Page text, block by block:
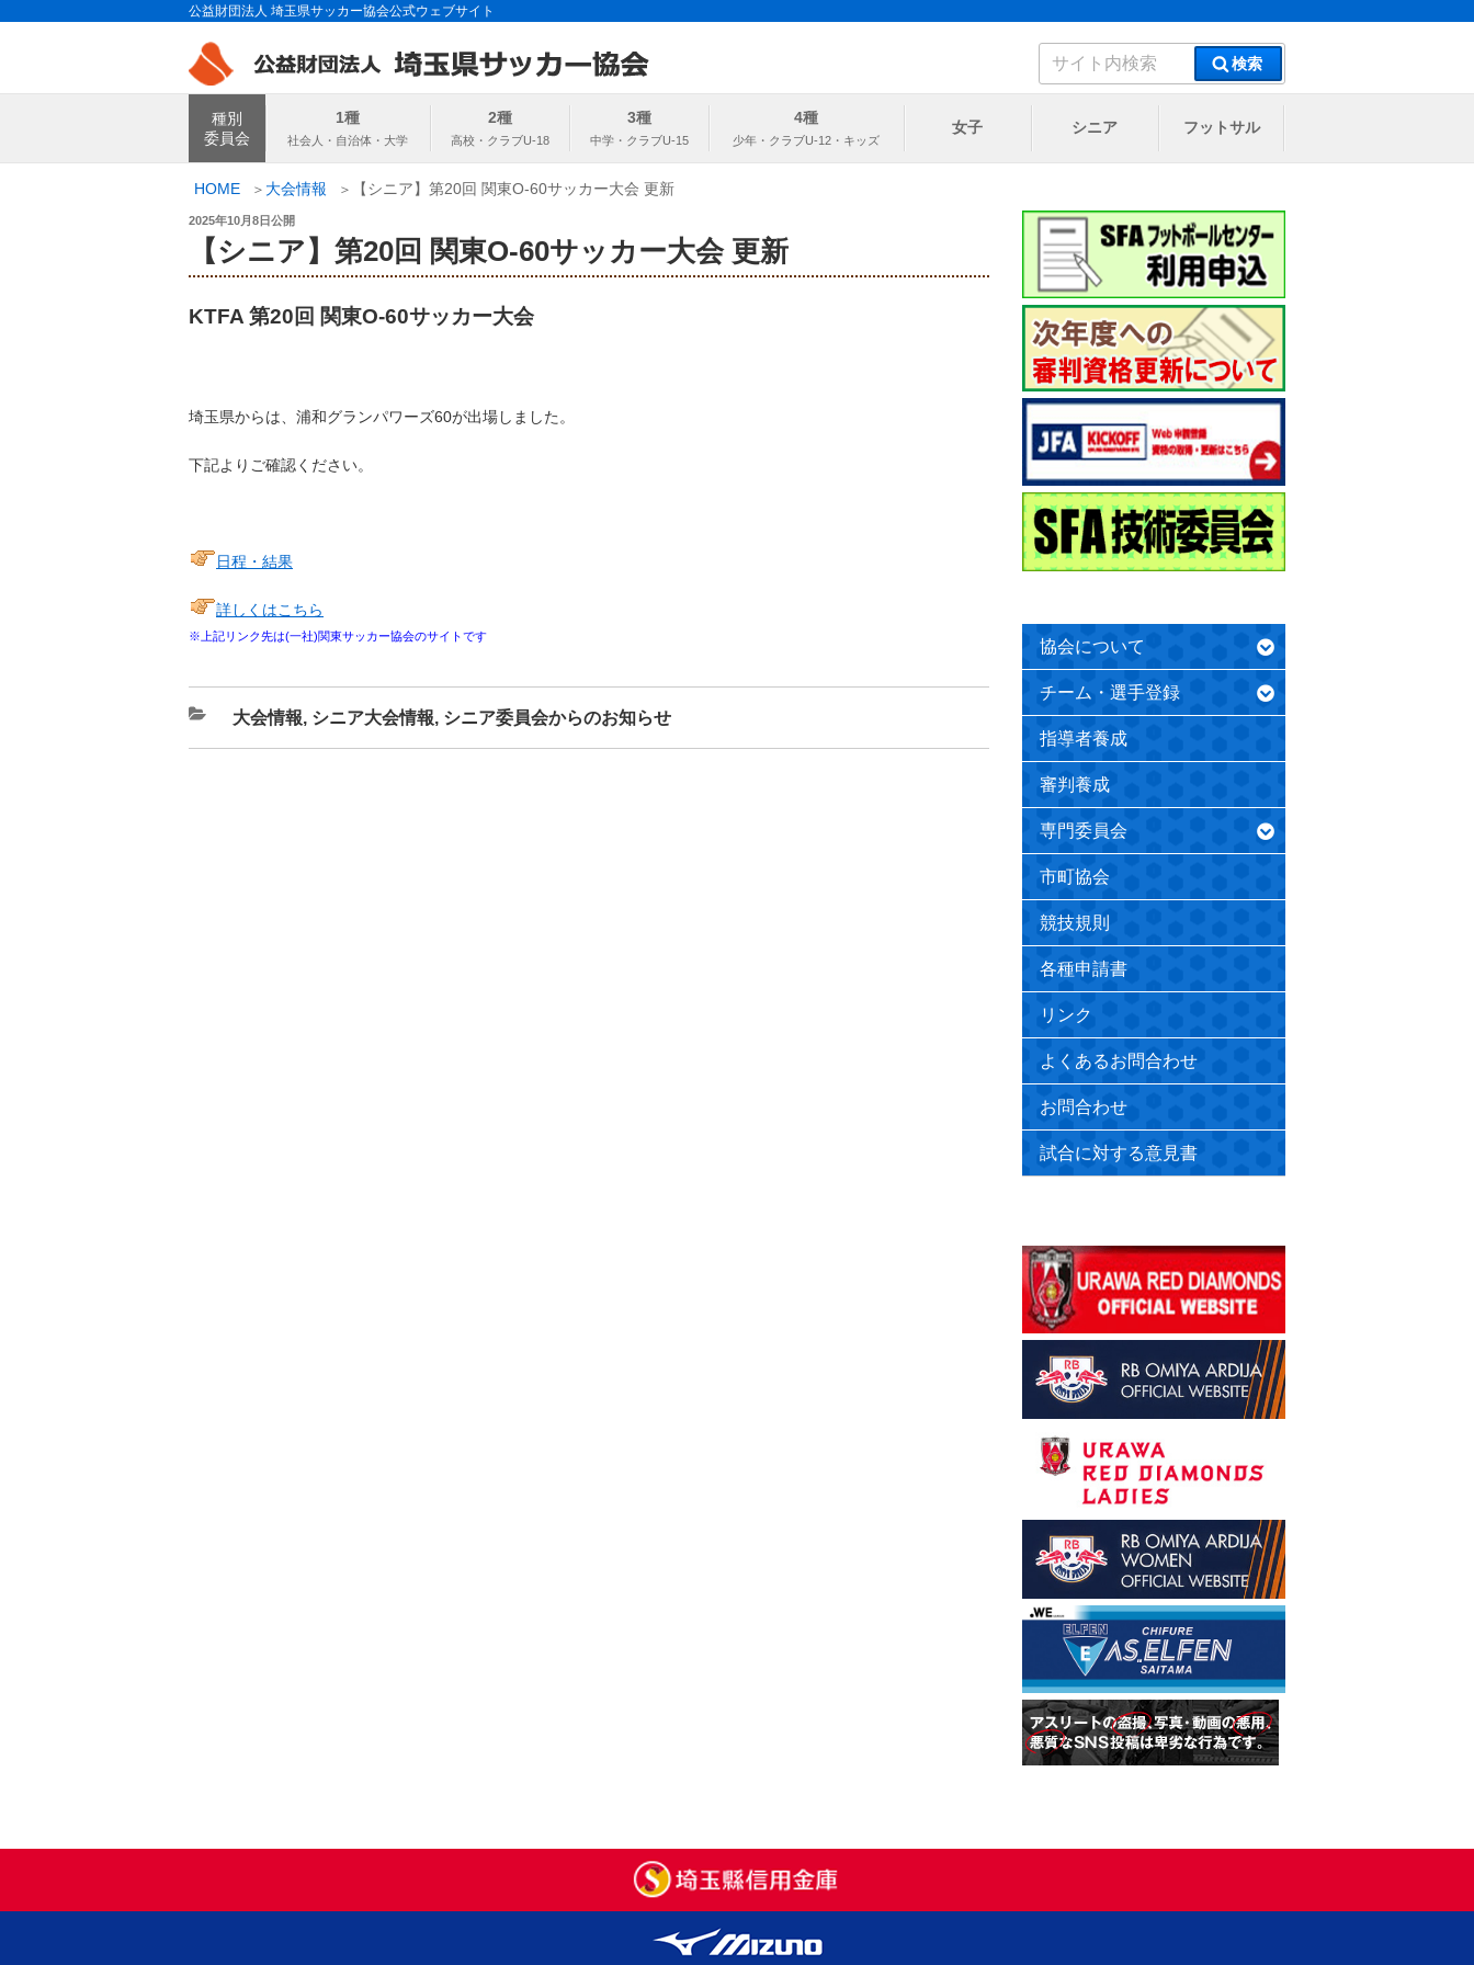
ス
公益財団法人 埼玉県サッカー協会公式ウェブサイト
索:
検索
埼玉県サッカー協会
種別
委員会
1種 2種 3種 4種
女子 シニア フットサル
HOME 大会情報 【シニア】第20回 関東O-60サッカー大会 更新
投
2025年10月8日公開
【シニア】第20回 関東O-60サッカー大会 更新
KTFA 第20回 関東O-60サッカー大会
埼玉県からは、浦和グランパワーズ60が出場しました。
下記よりご確認ください。
日程・結果
詳しくはこちら
※上記リンク先は(一社)関東サッカー協会のサイトです
カ
テ
大会情報, シニア大会情報, シニア委員会からのお知らせ
協会について
チーム・選手登録
指導者養成
審判養成
専門委員会
市町協会
競技規則
各種申請書
リンク
よくあるお問合わせ
お問合わせ
試合に対する意見書